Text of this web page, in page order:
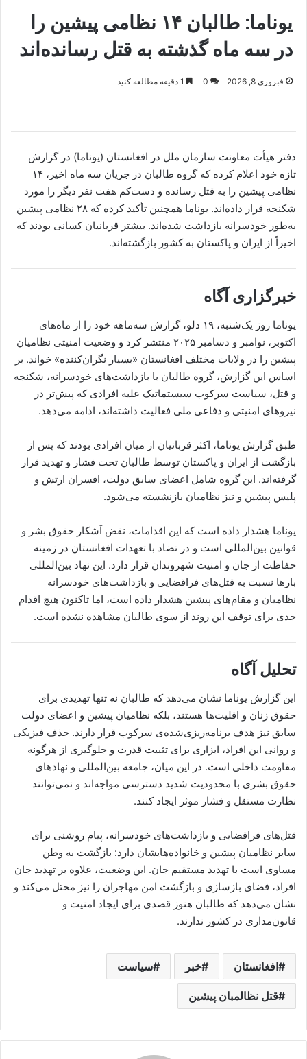
یوناما: طالبان ۱۴ نظامی پیشین را
در سه ماه گذشته به قتل رسانده‌اند
فبروری 8, 2026 0
دفتر هیأت معاونت سازمان ملل در افغانستان (یوناما) در گزارش
تازه خود اعلام کرده که گروه طالبان در جریان سه ماه اخیر، ۱۴
نظامی پیشین را به قتل رسانده و دست‌کم هفت نفر دیگر را مورد
شکنجه قرار داده‌اند. یوناما همچنین تأکید کرده که ۲۸ نظامی پیشین
به‌طور خودسرانه بازداشت شده‌اند. بیشتر قربانیان کسانی بودند که
اخیراً از ایران و پاکستان به کشور بازگشته‌اند.
خبرگزاری آگاه
یوناما روز یک‌شنبه، ۱۹ دلو، گزارش سه‌ماهه خود را از ماه‌های
اکتوبر، نوامبر و دسامبر ۲۰۲۵ منتشر کرد و وضعیت امنیتی نظامیان
پیشین را در ولایات مختلف افغانستان «بسیار نگران‌کننده» خواند. بر
اساس این گزارش، گروه طالبان با بازداشت‌های خودسرانه، شکنجه
و قتل، سیاست سرکوب سیستماتیک علیه افرادی که پیش‌تر در
نیروهای امنیتی و دفاعی ملی فعالیت داشته‌اند، ادامه می‌دهد.
طبق گزارش یوناما، اکثر قربانیان از میان افرادی بودند که پس از
بازگشت از ایران و پاکستان توسط طالبان تحت فشار و تهدید قرار
گرفته‌اند. این گروه شامل اعضای سابق دولت، افسران ارتش و
پلیس پیشین و نیز نظامیان بازنشسته می‌شود.
یوناما هشدار داده است که این اقدامات، نقض آشکار حقوق بشر و
قوانین بین‌المللی است و در تضاد با تعهدات افغانستان در زمینه
حفاظت از جان و امنیت شهروندان قرار دارد. این نهاد بین‌المللی
بارها نسبت به قتل‌های فراقضایی و بازداشت‌های خودسرانه
نظامیان و مقام‌های پیشین هشدار داده است، اما تاکنون هیچ اقدام
جدی برای توقف این روند از سوی طالبان مشاهده نشده است.
تحلیل آگاه
این گزارش یوناما نشان می‌دهد که طالبان نه تنها تهدیدی برای
حقوق زنان و اقلیت‌ها هستند، بلکه نظامیان پیشین و اعضای دولت
سابق نیز هدف برنامه‌ریزی‌شده‌ی سرکوب قرار دارند. حذف فیزیکی
و روانی این افراد، ابزاری برای تثبیت قدرت و جلوگیری از هرگونه
مقاومت داخلی است. در این میان، جامعه بین‌المللی و نهادهای
حقوق بشری با محدودیت شدید دسترسی مواجه‌اند و نمی‌توانند
نظارت مستقل و فشار موثر ایجاد کنند.
قتل‌های فراقضایی و بازداشت‌های خودسرانه، پیام روشنی برای
سایر نظامیان پیشین و خانواده‌هایشان دارد: بازگشت به وطن
مساوی است با تهدید مستقیم جان. این وضعیت، علاوه بر تهدید جان
افراد، فضای بازسازی و بازگشت امن مهاجران را نیز مختل می‌کند و
نشان می‌دهد که طالبان هنوز قصدی برای ایجاد امنیت و
قانون‌مداری در کشور ندارند.
افغانستان خبر سیاست
قتل نظالمبان پیشین